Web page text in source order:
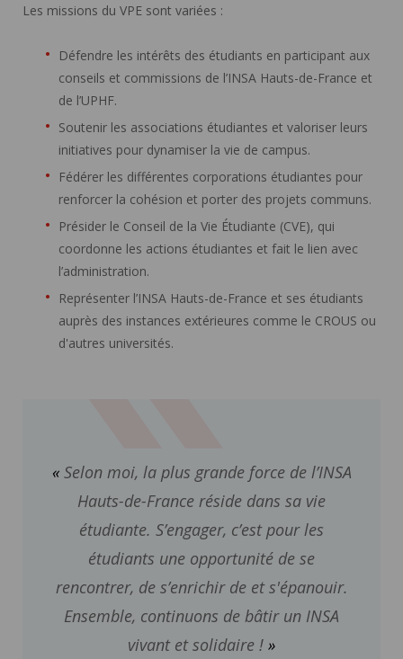
Les missions du VPE sont variées :
Défendre les intérêts des étudiants en participant aux
conseils et commissions de l’INSA Hauts-de-France et
de l’UPHF.
Soutenir les associations étudiantes et valoriser leurs
initiatives pour dynamiser la vie de campus.
Fédérer les différentes corporations étudiantes pour
renforcer la cohésion et porter des projets communs.
Présider le Conseil de la Vie Étudiante (CVE), qui
coordonne les actions étudiantes et fait le lien avec
l’administration.
Représenter l’INSA Hauts-de-France et ses étudiants
auprès des instances extérieures comme le CROUS ou
d'autres universités.
Selon moi, la plus grande force de l’INSA
Hauts-de-France réside dans sa vie
étudiante. S’engager, c’est pour les
étudiants une opportunité de se
rencontrer, de s’enrichir de et s'épanouir.
Ensemble, continuons de bâtir un INSA
vivant et solidaire !